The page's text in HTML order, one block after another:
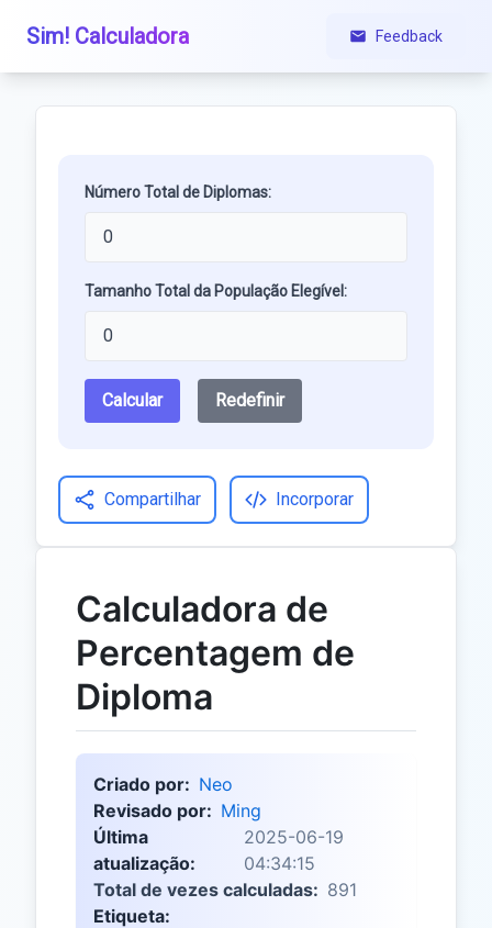
Sim! Calculadora Feedback
Número Total de Diplomas:
Tamanho Total da População Elegível:
Calcular Redefinir
Compartilhar Incorporar
Calculadora de
Percentagem de
Diploma
Criado por: Neo
Revisado por: Ming
Última
atualização:
2025-06-19
04:34:15
Total de vezes calculadas: 891
Etiqueta: